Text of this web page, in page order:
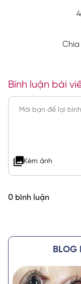
Chia
Bình luận bài
Kèm ảnh
0 bình luận
BLOG